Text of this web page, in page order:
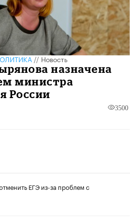
//Новость
назначена
министра
России
3500
ЕГЭ из-за проблем с